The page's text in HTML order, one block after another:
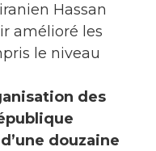
Hassan
amélioré les
le niveau
des
douzaine